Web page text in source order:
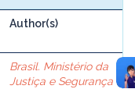
Author(s)
Brasil. Ministério da
Justiça e Segurança